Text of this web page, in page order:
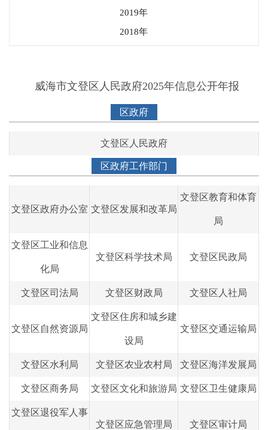
2019年
2018年
2015年
2014年
2012年
2011年
2009年
威海市文登区人民政府2025年信息公开年报
区政府
文登区人民政府
区政府工作部门
文登区政府办公室 文登区发展和改革局
文登区教育和体育
局
文登区工业和信息
化局
文登区科学技术局 文登区民政局
文登区司法局 文登区财政局 文登区人社局
文登区自然资源局
文登区住房和城乡建
设局
文登区交通运输局
文登区水利局 文登区农业农村局 文登区海洋发展局
文登区商务局 文登区文化和旅游局 文登区卫生健康局
文登区退役军人事
文登区应急管理局 文登区审计局